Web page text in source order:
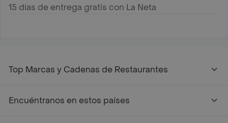
15 días de entrega gratis con La Neta
Top Marcas y Cadenas de Restaurantes
Encuéntranos en estos países